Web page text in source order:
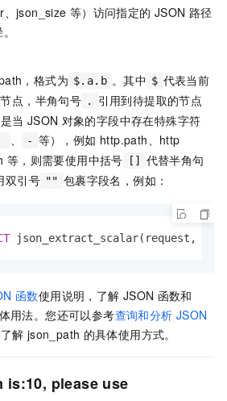
json_size 等）访问指定的 JSON 路径
，格式为 $.a.b 。其中 $ 代表当前
点，半角句号 .
引用到待提取的节点
当 JSON 对象的字段中存在特殊字符
- 等），例如 http.path、http
等，则需要使用中括号 [] 代替半角句
双引号 "" 包裹字段名，例如：
json_extract_scalar(request,
函数使用说明，了解 JSON 函数和
用法。您还可以参考查询和分析 JSON
了解 json_path 的具体使用方式。
please use